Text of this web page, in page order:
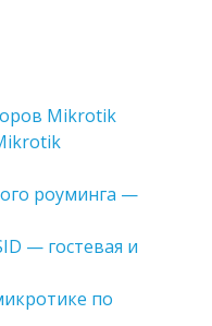
Mikrotik
роуминга —
— гостевая и
по